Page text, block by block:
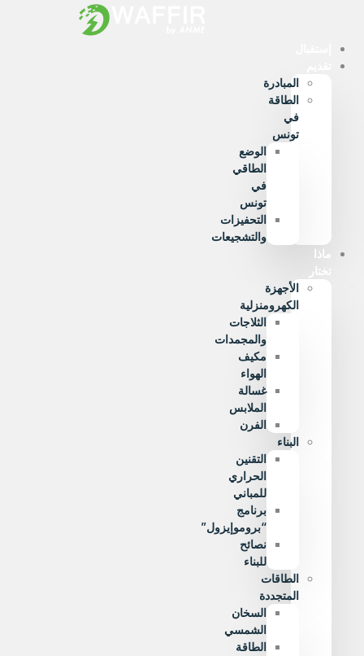
المبادرة
الطاقة
في
تونس
الوضع
الطاقي
في
تونس
التحفيزات
والتشجيعات
ماذا
تختار
الأجهزة
الكهرومنزلية
الثلاجات
والمجمدات
مكيف
الهواء
غسالة
الملابس
الفرن
البناء
التقنين
الحراري
للمباني
برنامج
“بروموإيزول”
نصائح
للبناء
الطاقات
المتجددة
السخان
الشمسي
الطاقة